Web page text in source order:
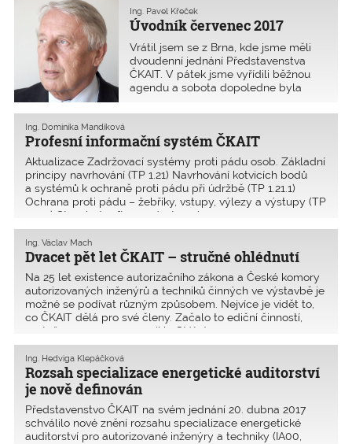
Úvodník červenec 2017
Ing. Pavel Křeček
Vrátil jsem se z Brna, kde jsme měli
dvoudenní jednání Představenstva
ČKAIT. V pátek jsme vyřídili běžnou
agendu a sobota dopoledne byla
delší době bylo dobré, že jsme měli
v širší debatě mnoha oblastmi, na
dost času. Mám na mysli vydávání
časopisů, překrývání oborů, postavení
techniků, statiků, vzdělávání a pomoc
autorizovaným osobám. V pátek večer
webových stránkách a v tomto čísle
Z+i ČKAIT.Dnes je neděle. V rychlosti
jsem si přečetl zprávy a mezi nimi
rozhovor s poslancem ­Andrejem
Babišem. Zase mu všichni ubližují.
A představte si, že na Úřadu vlády se
nebo hnědé), 1,3 miliardy Kč, což
zaplatíme my, daňoví poplatníci.
Hrozné. Na Ministerstvu financí se pila
jenom voda kohoutková, někdy
s citronem. A přesto bude v rozpočtu
v roce 2018 díra ve výši 50 miliard Kč.
Profesní informační systém ČKAIT
Ing. Dominika Mandíková
Aktualizace Zadržovací systémy proti pádu osob. Základní
principy navrhování (TP 1.21) Navrhování kotvicích bodů
a systémů k ochraně proti pádu při údržbě (TP 1.21.1)
Ochrana proti pádu – žebříky, vstupy, výlezy a výstupy (TP
1.21.2) Stavební software dostupný
Dvacet pět let ČKAIT – stručné ohlédnutí
Ing. Václav Mach
Na 25 let existence autorizačního zákona a České komory
autorizovaných inženýrů a techniků činných ve výstavbě je
možné se podívat různým způsobem. Nejvíce je vidět to,
co ČKAIT dělá pro své členy. Začalo to ediční činností,
protože po roce 1990 zaniklo Státní n
Rozsah specializace energetické auditorství
je nově definován
Ing. Hedviga Klepáčková
Představenstvo ČKAIT na svém jednání 20. dubna 2017
schválilo nové znění rozsahu specializace energetické
auditorství pro autorizované inženýry a techniky (IA00,